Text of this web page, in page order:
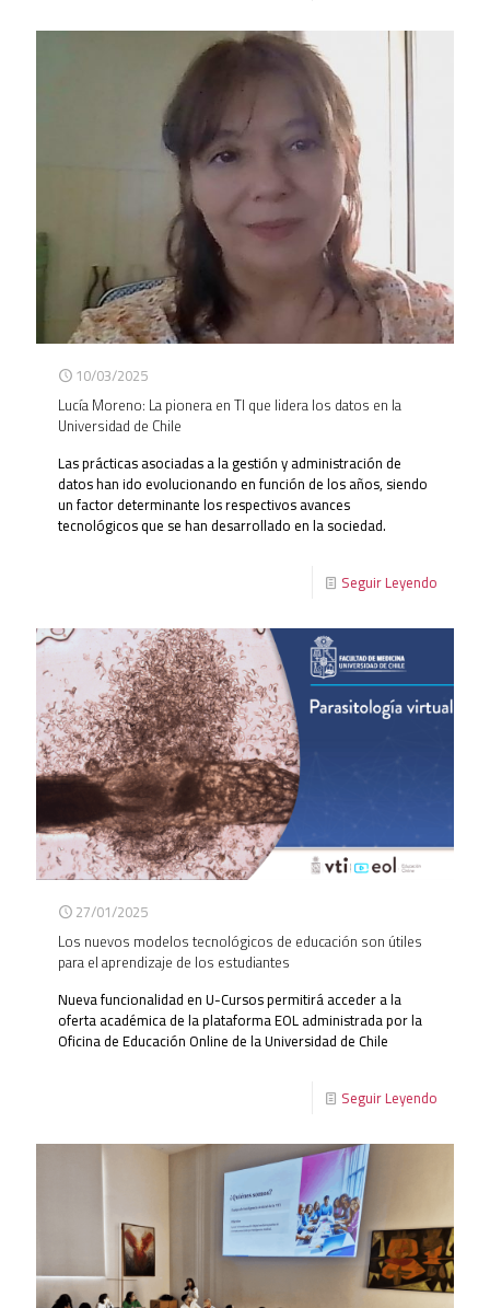
10/03/2025
Lucía Moreno: La pionera en TI que lidera los datos en la
Universidad de Chile
Las prácticas asociadas a la gestión y administración de
datos han ido evolucionando en función de los años, siendo
un factor determinante los respectivos avances
tecnológicos que se han desarrollado en la sociedad.
Seguir Leyendo
27/01/2025
Los nuevos modelos tecnológicos de educación son útiles
para el aprendizaje de los estudiantes
Nueva funcionalidad en U-Cursos permitirá acceder a la
oferta académica de la plataforma EOL administrada por la
Oficina de Educación Online de la Universidad de Chile
Seguir Leyendo